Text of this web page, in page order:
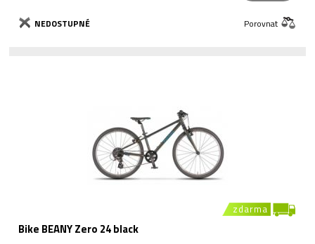
NEDOSTUPNÉ Porovnat
zdarma
Bike BEANY Zero 24 black